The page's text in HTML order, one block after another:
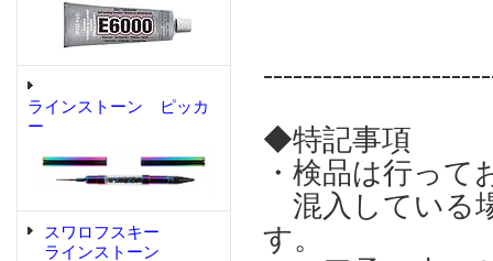
ラインストーン ピッカ
ー
スワロフスキー
ラインストーン
◆特記事項
・検品は行っ
混入している
す。